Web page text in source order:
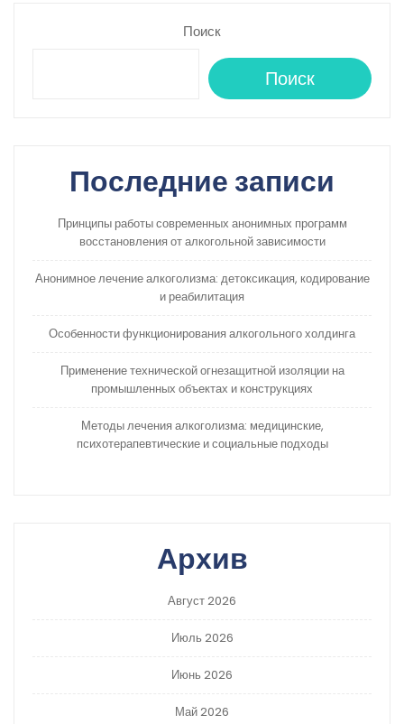
Поиск
Поиск
Последние записи
Принципы работы современных анонимных программ
восстановления от алкогольной зависимости
Анонимное лечение алкоголизма: детоксикация, кодирование
и реабилитация
Особенности функционирования алкогольного холдинга
Применение технической огнезащитной изоляции на
промышленных объектах и конструкциях
Методы лечения алкоголизма: медицинские,
психотерапевтические и социальные подходы
Архив
Август 2026
Июль 2026
Июнь 2026
Май 2026